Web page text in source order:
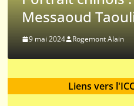
Taoulilit
Alain